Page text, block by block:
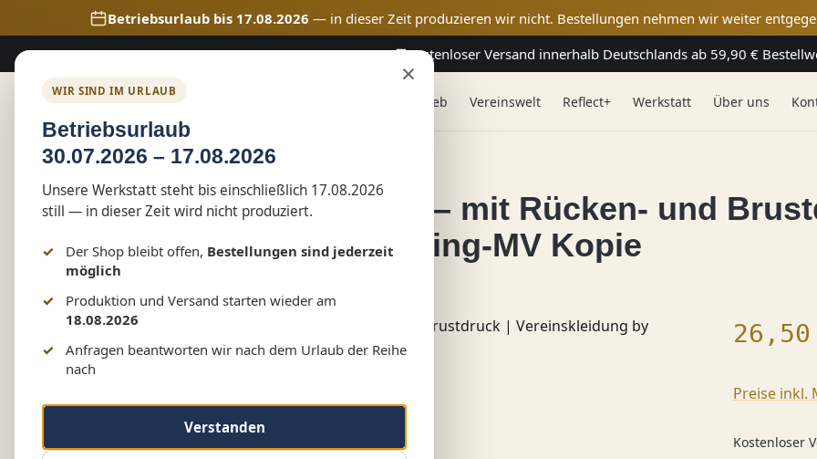
Hauptinhalt springen
Zur Suche springen
Zur Hauptnavigation springen
Betriebsurlaub bis 17.08.2026 — in dieser Zeit produzieren wir nicht. Bestellungen nehmen wir weiter
×
WIR SIND IM URLAUB
Betriebsurlaub
30.07.2026 – 17.08.2026
Unsere Werkstatt steht bis einschließlich 17.08.2026
still — in dieser Zeit wird nicht produziert.
Der Shop bleibt offen, Bestellungen sind jederzeit
möglich
Produktion und Versand starten wieder am
18.08.2026
Anfragen beantworten wir nach dem Urlaub der Reihe
nach
Verstanden
🚚Kostenloser Versand innerhalb Deutschlands ab 59,90 €
Marketing & Web Vereinswelt Reflect+ Werkstatt Über uns
Shop Vereinswelt RGZ Tessin
RGZ Tessin Kinder T-Shirt – mit Rücken- und
Vereinskleidung by Marketing-MV Kopie
Bildergalerie überspringen
Preise inkl.
Kostenloser